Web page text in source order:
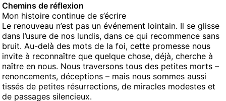
Chemins de réflexion
Mon histoire continue de s’écrire
Le renouveau n’est pas un événement lointain. Il se glisse
dans l’usure de nos lundis, dans ce qui recommence sans
bruit. Au-delà des mots de la foi, cette promesse nous
invite à reconnaître que quelque chose, déjà, cherche à
naître en nous. Nous traversons tous des petites morts –
renoncements, déceptions – mais nous sommes aussi
tissés de petites résurrections, de miracles modestes et
de passages silencieux.